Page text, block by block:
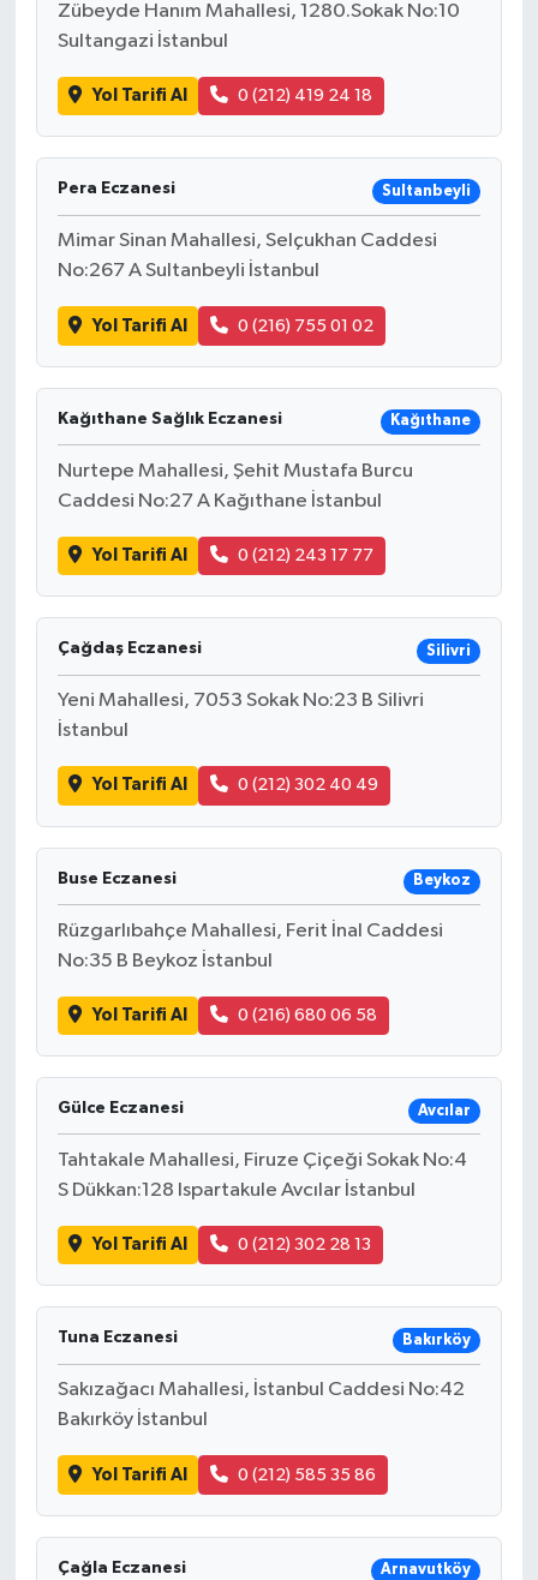
Zübeyde Hanım Mahallesi, 1280.Sokak No:10
Sultangazi İstanbul
Yol Tarifi Al 0 (212) 419 24 18
Pera Eczanesi Sultanbeyli
Mimar Sinan Mahallesi, Selçukhan Caddesi
No:267 A Sultanbeyli İstanbul
Yol Tarifi Al 0 (216) 755 01 02
Kağıthane Sağlık Eczanesi Kağıthane
Nurtepe Mahallesi, Şehit Mustafa Burcu
Caddesi No:27 A Kağıthane İstanbul
Yol Tarifi Al 0 (212) 243 17 77
Çağdaş Eczanesi Silivri
Yeni Mahallesi, 7053 Sokak No:23 B Silivri
İstanbul
Yol Tarifi Al 0 (212) 302 40 49
Buse Eczanesi Beykoz
Rüzgarlıbahçe Mahallesi, Ferit İnal Caddesi
No:35 B Beykoz İstanbul
Yol Tarifi Al 0 (216) 680 06 58
Gülce Eczanesi Avcılar
Tahtakale Mahallesi, Firuze Çiçeği Sokak No:4
S Dükkan:128 Ispartakule Avcılar İstanbul
Yol Tarifi Al 0 (212) 302 28 13
Tuna Eczanesi Bakırköy
Sakızağacı Mahallesi, İstanbul Caddesi No:42
Bakırköy İstanbul
Yol Tarifi Al 0 (212) 585 35 86
Çağla Eczanesi Arnavutköy